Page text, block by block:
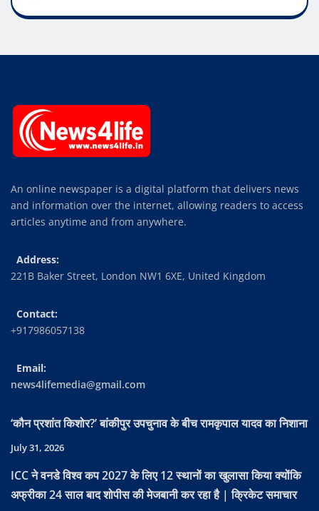
An online newspaper is a digital platform that delivers news
and information over the internet, allowing readers to access
articles anytime and from anywhere.
Address:
221B Baker Street, London NW1 6XE, United Kingdom
Contact:
+917986057138
Email:
news4lifemedia@gmail.com
‘कौन प्रशांत किशोर?’ बांकीपुर उपचुनाव के बीच रामकृपाल यादव का निशाना
July 31, 2026
ICC ने वनडे विश्व कप 2027 के लिए 12 स्थानों का खुलासा किया क्योंकि
अफ्रीका 24 साल बाद शोपीस की मेजबानी कर रहा है | क्रिकेट समाचार